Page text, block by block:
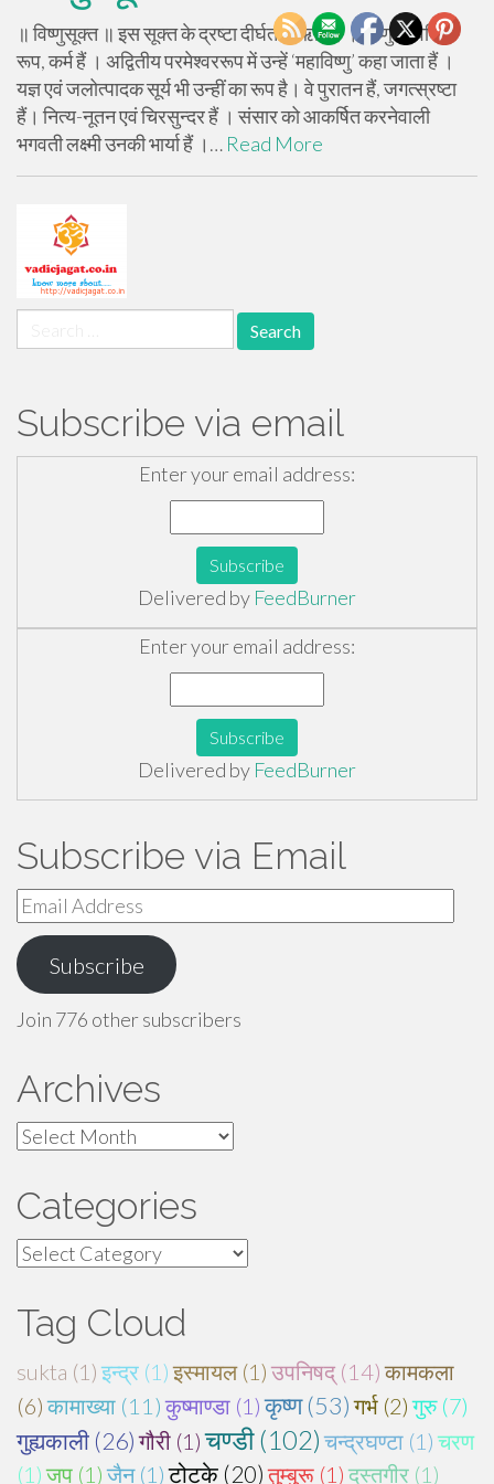
॥ विष्णुसूक्त ॥ इस सूक्त के द्रष्टा दीर्घतमा ऋषि हैं । विष्णुके विविध
रूप, कर्म हैं । अद्वितीय परमेश्वररूप में उन्हें ‘महाविष्णु’ कहा जाता हैं ।
यज्ञ एवं जलोत्पादक सूर्य भी उन्हीं का रूप है। वे पुरातन हैं, जगत्स्रष्टा
हैं। नित्य-नूतन एवं चिरसुन्दर हैं । संसार को आकर्षित करनेवाली
भगवती लक्ष्मी उनकी भार्या हैं ।… Read More
for:
Subscribe via email
Enter your email address:
Delivered by FeedBurner
Enter your email address:
Delivered by FeedBurner
Subscribe via Email
Email
Address
Subscribe
Join 776 other subscribers
Archives
Archives
Categories
Categories
Tag Cloud
sukta (1) इन्द्र (1) इस्मायल (1) उपनिषद् (14) कामकला
(6) कामाख्या (11) कुष्माण्डा (1) कृष्ण (53) गर्भ (2) गुरु (7)
गुह्यकाली (26) गौरी (1) चण्डी (102) चन्द्रघण्टा (1) चरण
(1) जप (1) जैन (1) टोटके (20) तुम्बुरू (1) दस्तगीर (1)